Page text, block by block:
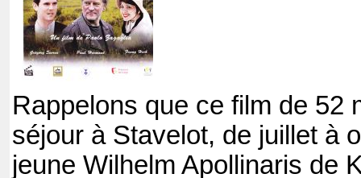
Rappelons que ce film de 52
séjour à Stavelot, de juillet à
jeune Wilhelm Apollinaris de